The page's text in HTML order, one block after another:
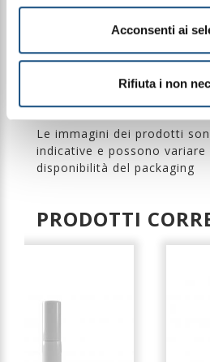
Acconsenti ai
Rifiuta i non
Chloride, Benzyl Salicylate,
Extract, Citrus Aurantium
Aurantium Peel Oil, Coumarin,
Hexamethylindanopyran,
Acetate, Pinene, Tetramethyl
Acetyloctahydronaphthalenes,
Le immagini dei prodotti
indicative e possono variare
disponibilità del packaging
PRODOTTI